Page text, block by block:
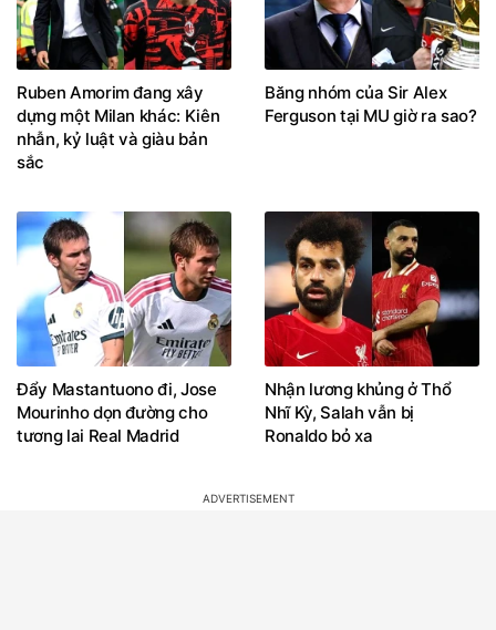
Ruben Amorim đang xây
dựng một Milan khác: Kiên
nhẫn, kỷ luật và giàu bản
sắc
Băng nhóm của Sir Alex
Ferguson tại MU giờ ra sao?
Đẩy Mastantuono đi, Jose
Mourinho dọn đường cho
tương lai Real Madrid
Nhận lương khủng ở Thổ
Nhĩ Kỳ, Salah vẫn bị
Ronaldo bỏ xa